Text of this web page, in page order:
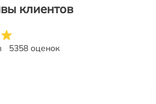
клиентов
5358 оценок